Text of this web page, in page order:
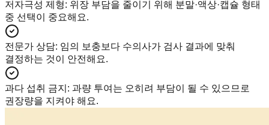
저자극성 제형: 위장 부담을 줄이기 위해 분말·액상·캡슐 형태
중 선택이 중요해요.
전문가 상담: 임의 보충보다 수의사가 검사 결과에 맞춰
결정하는 것이 안전해요.
과다 섭취 금지 : 과량 투여는 오히려 부담이 될 수 있으므로
권장량을 지켜야 해요.